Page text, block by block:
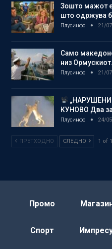
Зошто мажот
што одржува
Плусинфо 21/
Само
низ
Плусинфо 21/
КУНОВО Два
Плусинфо 24/
ПРЕТХОДНО СЛЕДНО 1 of
Промо
Спорт